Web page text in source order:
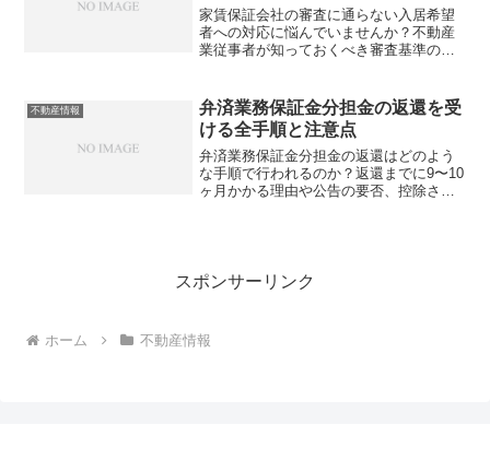
家賃保証会社の審査に通らない入居希望
者への対応に悩んでいませんか？不動産
業従事者が知っておくべき審査基準の違
を高めるヒントが見つかるはずです。
不動産情報
弁済業務保証金分担金の返還を受
ける全手順と注意点
弁済業務保証金分担金の返還はどのよう
な手順で行われるのか？返還までに9〜10
ヶ月かかる理由や公告の要否、控除され
スポンサーリンク
ホーム 不動産情報